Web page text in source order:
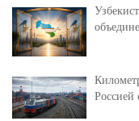
Россией